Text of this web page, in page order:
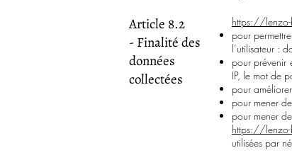
Article 8.2
- Finalité des
données
collectées
https://lenzo-
pour
l’utilisateur :
pour prévenir
IP, le mot de
pour
pour mener
pour mener
https://lenzo-
utilisées par